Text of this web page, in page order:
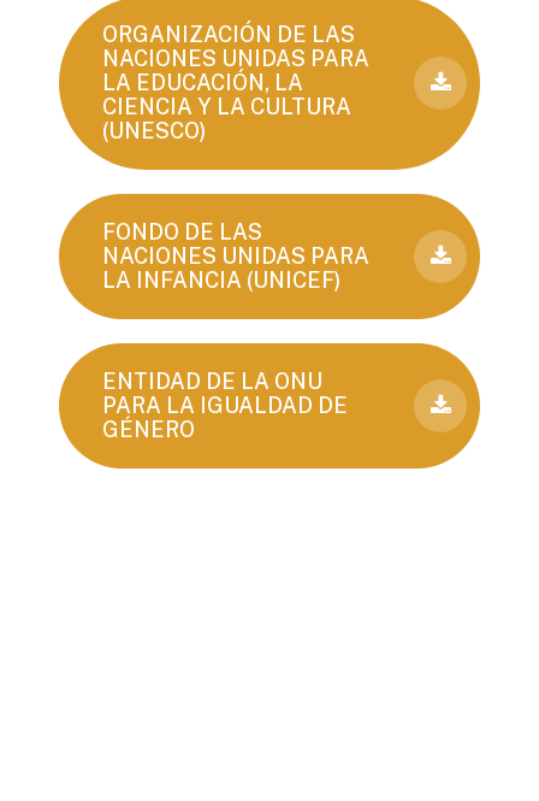
ORGANIZACIÓN DE LAS
NACIONES UNIDAS PARA
LA EDUCACIÓN, LA
CIENCIA Y LA CULTURA
(UNESCO)
FONDO DE LAS
NACIONES UNIDAS PARA
LA INFANCIA (UNICEF)
ENTIDAD DE LA ONU
PARA LA IGUALDAD DE
GÉNERO